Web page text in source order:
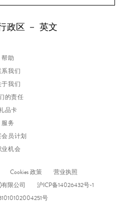
政区 － 英文
帮助
系我们
于我们
的责任
品卡
服务
员计划
业机会
Cookies 政策
营业执照
限公司
沪ICP备14026432号-1
号